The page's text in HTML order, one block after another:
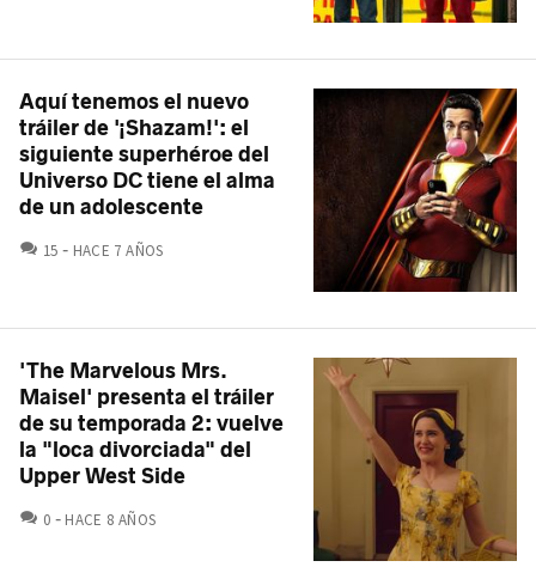
Aquí tenemos el nuevo
tráiler de '¡Shazam!': el
siguiente superhéroe del
Universo DC tiene el alma
de un adolescente
15 COMENTARIOS
HACE 7 AÑOS
'The Marvelous Mrs.
Maisel' presenta el tráiler
de su temporada 2: vuelve
la "loca divorciada" del
Upper West Side
0 COMENTARIOS
HACE 8 AÑOS